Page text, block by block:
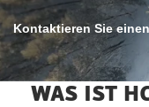
Kontaktieren Sie
WAS IST